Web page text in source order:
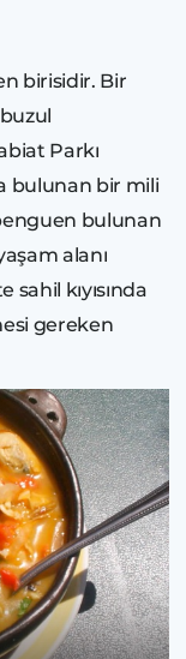
birisidir. Bir
Parkı
bulunan bir mili
bulunan
alanı
kıyısında
gereken